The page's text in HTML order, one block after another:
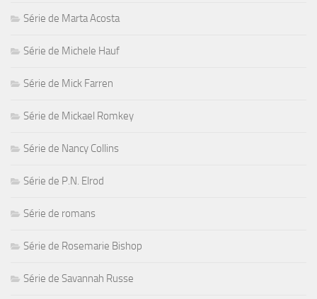
Série de Marta Acosta
Série de Michele Hauf
Série de Mick Farren
Série de Mickael Romkey
Série de Nancy Collins
Série de P.N. Elrod
Série de romans
Série de Rosemarie Bishop
Série de Savannah Russe